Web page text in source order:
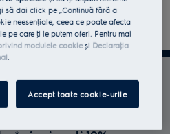
de
să dai click pe „Continuă fără a
neesenţiale, ceea ce poate afecta
pe care ţi le putem oferi. Pentru mai
modulele cookieși Declaraţia
.
Accept toate cookie-urile